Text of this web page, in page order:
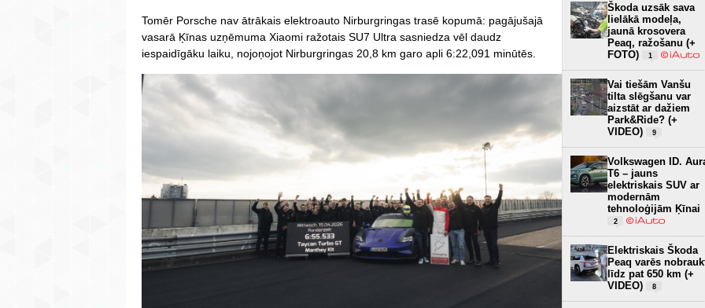
Tomēr Porsche nav ātrākais elektroauto Nirburgringas trasē kopumā: pagājušajā
vasarā Ķīnas uzņēmuma Xiaomi ražotais SU7 Ultra sasniedza vēl daudz
iespaidīgāku laiku, nojoņojot Nirburgringas 20,8 km garo apli 6:22,091 minūtēs.
Škoda uzsāk sava
lielākā modeļa,
jaunā krosovera
Peaq, ražošanu (+
FOTO)
1
Vai tiešām Vanšu
tilta slēgšanu var
aizstāt ar dažiem
Park&Ride? (+
VIDEO)
9
Volkswagen ID.
T6 – jauns
elektriskais SUV ar
modernām
tehnoloģijām Ķīnai
2
Elektriskais Škoda
Peaq varēs
līdz pat 650 km (+
VIDEO)
8